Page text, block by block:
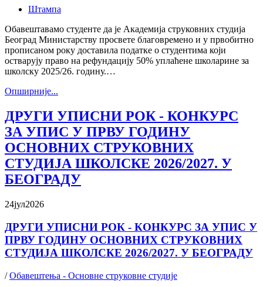
Штампа
Обавештавамо студенте да је Академија струковних студија
Београд Министарству просвете благовремено и у првобитно
прописаном року доставила податке о студентима који
остварују право на рефундацију 50% уплаћене школарине за
школску 2025/26. годину.…
Oпширније...
ДРУГИ УПИСНИ РОК - КОНКУРС
ЗА УПИС У ПРВУ ГОДИНУ
ОСНОВНИХ СТРУКОВНИХ
СТУДИЈА ШКОЛСКЕ 2026/2027. У
БЕОГРАДУ
24јул2026
ДРУГИ УПИСНИ РОК - КОНКУРС ЗА УПИС У
ПРВУ ГОДИНУ ОСНОВНИХ СТРУКОВНИХ
СТУДИЈА ШКОЛСКЕ 2026/2027. У БЕОГРАДУ
/Обавештења - Основне струковне студије